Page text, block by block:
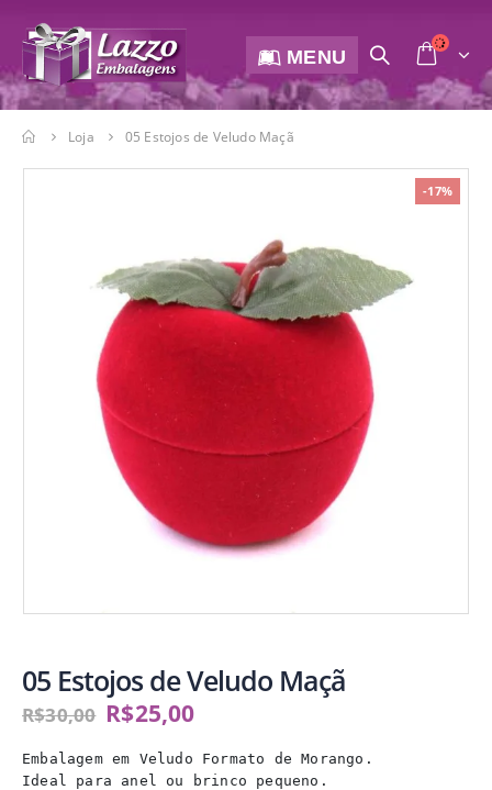
MENU
Loja 05 Estojos de Veludo Maçã
-17%
05 Estojos de Veludo Maçã
R$30,00 R$25,00
Embalagem em Veludo Formato de Morango.
Ideal para anel ou brinco pequeno.